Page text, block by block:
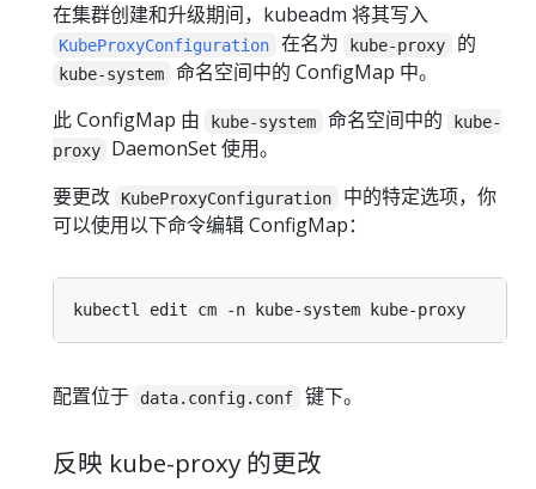
在集群创建和升级期间，kubeadm 将其写入
KubeProxyConfiguration 在名为 kube-proxy 的
kube-system
命名空间中的 ConfigMap 中。
此 ConfigMap 由
kube-system 命名空间中的
kube-
proxy
DaemonSet 使用。
要更改
KubeProxyConfiguration
中的特定选项，你
可以使用以下命令编辑 ConfigMap：
配置位于 data.config.conf 键下。
反映 kube-proxy 的更改